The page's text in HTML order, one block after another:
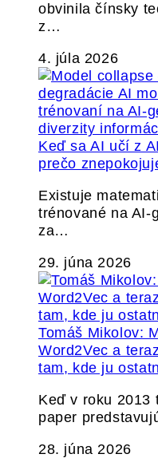
obvinila čínsky
z…
4. júla 2026
Keď sa AI učí z
prečo
Existuje
trénované na AI-
za…
29. júna 2026
Tomáš Mikolov:
Word2Vec a
tam, kde ju
Keď v roku 2013
paper
28. júna 2026